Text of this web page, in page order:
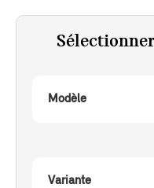
Modèle
Variante